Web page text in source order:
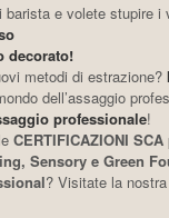
barista e volete stupire i
decorato!
metodi di estrazione?
dell’assaggio
professionale!
CERTIFICAZIONI
Sensory e Green
? Visitate la